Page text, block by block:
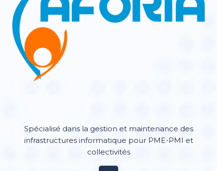
Spécialisé dans la gestion et maintenance des
infrastructures informatique pour PME-PMI et
collectivités